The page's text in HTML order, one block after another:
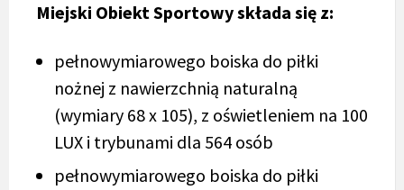
Miejski Obiekt Sportowy składa się z:
pełnowymiarowego boiska do piłki
nożnej z nawierzchnią naturalną
(wymiary 68 x 105), z oświetleniem na 100
LUX i trybunami dla 564 osób
pełnowymiarowego boiska do piłki